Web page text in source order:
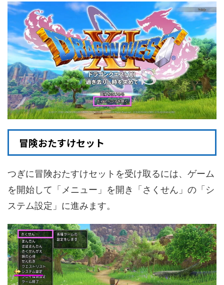
冒険おたすけセット
つぎに冒険おたすけセットを受け取るには、ゲーム
を開始して「メニュー」を開き「さくせん」の「シ
ステム設定」に進みます。